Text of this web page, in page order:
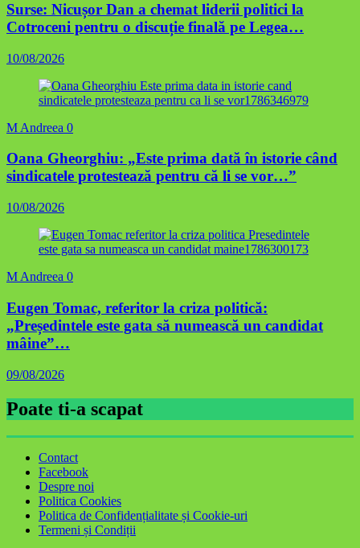
Surse: Nicușor Dan a chemat liderii politici la
Cotroceni pentru o discuție finală pe Legea…
10/08/2026
M Andreea 0
Oana Gheorghiu: „Este prima dată în istorie când
sindicatele protestează pentru că li se vor…”
10/08/2026
M Andreea 0
Eugen Tomac, referitor la criza politică:
„Președintele este gata să numească un candidat
mâine”…
09/08/2026
Poate ti-a scapat
Contact
Facebook
Despre noi
Politica Cookies
Politica de Confidențialitate și Cookie-uri
Termeni și Condiții